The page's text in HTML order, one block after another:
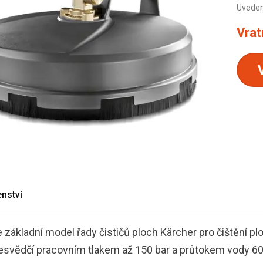
základní model řady čističů ploch Kärcher pro čištění
pracovním tlakem až 150 bar a průtokem vody